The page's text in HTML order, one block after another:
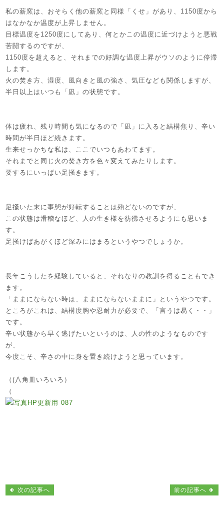
私の薪窯は、おそらく他の薪窯と同様「くせ」があり、1150度から
はなかなか温度が上昇しません。
目標温度を1250度にしてあり、何とかこの温度に近づけようと悪戦
苦闘するのですが、
1150度を超えると、それまでの好調な温度上昇がウソのように停滞
します。
火の焚き方、湿度、風向きと風の強さ、気圧なども関係しますが、
半日以上はいつも「凪」の状態です。
体は疲れ、残り時間も気になるので「凪」に入ると結構焦り、辛い
時間が半日ほど続きます。
生来せっかちな私は、ここでいつもあわてます。
それまでと同じ火の焚き方を色々変えてみたりします。
要するにいっぱい足掻きます。
足掻いた末に事態が好転することは殆どないのですが、
この状態は滑稽なほど、人の生き様を彷彿させるようにも思いま
す。
足掻けばあがくほど深みにはまるというやつでしょうか。
長年こうしたを経験していると、それなりの教訓を得ることもでき
ます。
「ままにならない時は、ままにならないままに」というやつです。
ところがこれは、結構度胸や忍耐力が必要で、「言うは易く・・」
です。
辛い状態から早く逃げたいというのは、人の性のようなものです
が、
今度こそ、辛さの中に身を置き続けようと思っています。
（(八角皿いろいろ）
（
前の記事へ
次の記事へ